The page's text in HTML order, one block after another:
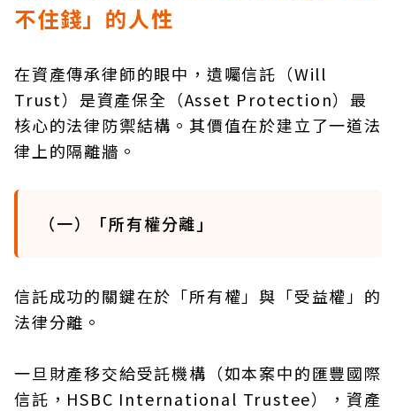
不住錢」的人性
在資產傳承律師的眼中，遺囑信託（Will
Trust）是資產保全（Asset Protection）最
核心的法律防禦結構。其價值在於建立了一道法
律上的隔離牆。
（一）「所有權分離」
信託成功的關鍵在於「所有權」與「受益權」的
法律分離。
一旦財產移交給受託機構（如本案中的匯豐國際
信託，HSBC International Trustee），資產